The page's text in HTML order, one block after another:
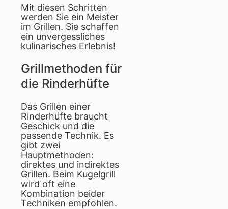
Mit diesen Schritten
werden Sie ein Meister
im Grillen. Sie schaffen
ein unvergessliches
kulinarisches Erlebnis!
Grillmethoden für
die Rinderhüfte
Das Grillen einer
Rinderhüfte braucht
Geschick und die
passende Technik. Es
gibt zwei
Hauptmethoden:
direktes und indirektes
Grillen. Beim Kugelgrill
wird oft eine
Kombination beider
Techniken empfohlen.